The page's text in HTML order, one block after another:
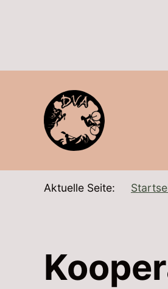
SKIP TO MAIN CONTENT
Aktuelle Seite: